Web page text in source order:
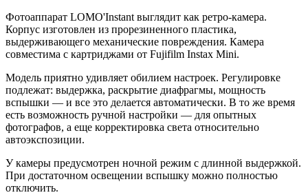
Фотоаппарат LOMO'Instant выглядит как ретро-камера.
Корпус изготовлен из прорезиненного пластика,
выдерживающего механические повреждения. Камера
совместима с картриджами от Fujifilm Instax Mini.
Модель приятно удивляет обилием настроек. Регулировке
подлежат: выдержка, раскрытие диафрагмы, мощность
вспышки — и все это делается автоматически. В то же время
есть возможность ручной настройки — для опытных
фотографов, а еще корректировка света относительно
автоэкспозиции.
У камеры предусмотрен ночной режим с длинной выдержкой.
При достаточном освещении вспышку можно полностью
отключить.